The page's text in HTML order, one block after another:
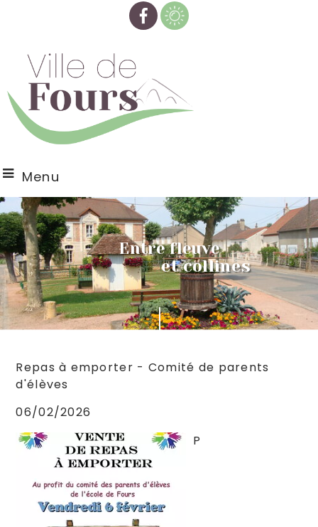
Menu
Entre fleuve
et collines
Repas à emporter - Comité de parents
d'élèves
06/02/2026
P